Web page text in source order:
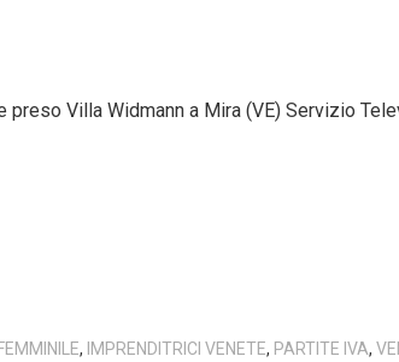
Villa Widmann a Mira (VE) Servizio
, IMPRENDITRICI VENETE, PARTITE IVA,